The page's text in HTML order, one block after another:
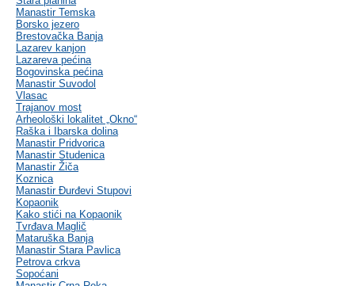
Manastir Temska
Borsko jezero
Brestovačka Banja
Lazarev kanjon
Lazareva pećina
Bogovinska pećina
Manastir Suvodol
Vlasac
Trajanov most
Arheološki lokalitet „Okno“
Raška i Ibarska dolina
Manastir Pridvorica
Manastir Studenica
Manastir Žiča
Koznica
Manastir Đurđevi Stupovi
Kopaonik
Kako stići na Kopaonik
Tvrđava Maglič
Mataruška Banja
Manastir Stara Pavlica
Petrova crkva
Sopoćani